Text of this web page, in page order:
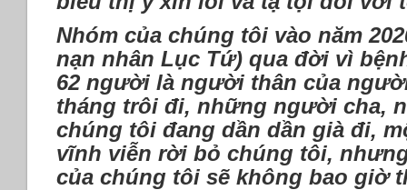
Nhóm của chúng tôi vào năm
nạn nhân Lục Tứ) qua đời vì
62 người là người thân của
tháng trôi đi, những người cha,
chúng tôi đang dần dần già đi,
vĩnh viễn rời bỏ chúng tôi,
của chúng tôi sẽ không bao giờ